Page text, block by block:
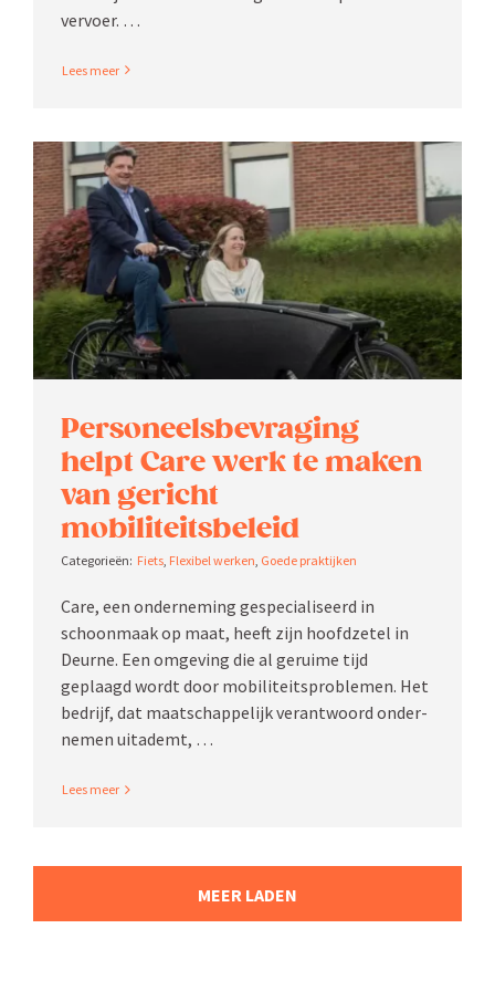
vervoer. …
Read More
Perso­neels­be­vraging
helpt Care werk te maken
van gericht
mobiliteitsbeleid
Fiets, Flexibel werken, Goede praktijken
Care, een onder­neming gespe­ci­a­li­seerd in
schoonmaak op maat, heeft zijn hoofd­zetel in
Deurne. Een omgeving die al geruime tijd
geplaagd wordt door mobili­teits­pro­blemen. Het
bedrijf, dat maatschap­pelijk verant­woord onder­
nemen uitademt, …
Read More
MEER LADEN